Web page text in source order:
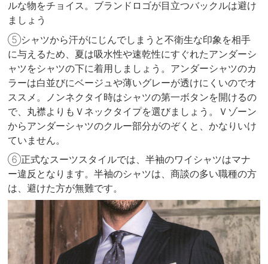
ルな物をチョイス。ブランドロゴが目立つバックルは避け
ましょう
⑤シャツから汗がにじんでしまうと不衛生な印象を相手
に与えるため、夏は吸水性や速乾性にすぐれたアンダーシ
ャツをシャツの下に着用しましょう。アンダーシャツのカ
ラーは白並びにベージュや薄いグレーが透けにくいのでオ
ススメ。ノンネクタイ時はシャツの第一ボタンを開けるの
で、丸襟よりもＶネックタイプを選びましょう。Ｖゾーン
からアンダーシャツのクルー部分がのぞくと、かなりいけ
ていません。
⑥正式なスーツスタイルでは、半袖のワイシャツはマナ
ー違反となります。半袖のシャツは、商談の多い職種の方
は、避けた方が無難です。